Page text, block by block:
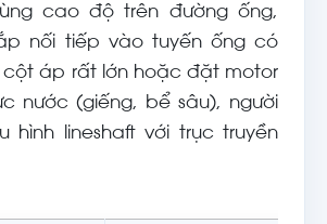
cao độ trên đường ống,
nối tiếp vào tuyến ống có
cột áp rất lớn hoặc đặt motor
nước (giếng, bể sâu), người
hình lineshaft với trục truyền